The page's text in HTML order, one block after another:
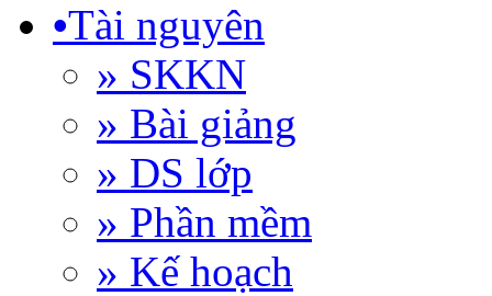
•Tài nguyên
» SKKN
» Bài giảng
» DS lớp
» Phần mềm
» Kế hoạch